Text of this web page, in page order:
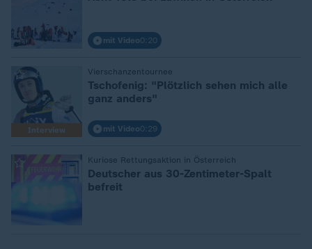
mit Video0:20
Interview
Vierschanzentournee
Tschofenig: "Plötzlich sehen mich alle
ganz anders"
mit Video0:29
Kuriose Rettungsaktion in Österreich
Deutscher aus 30-Zentimeter-Spalt
befreit